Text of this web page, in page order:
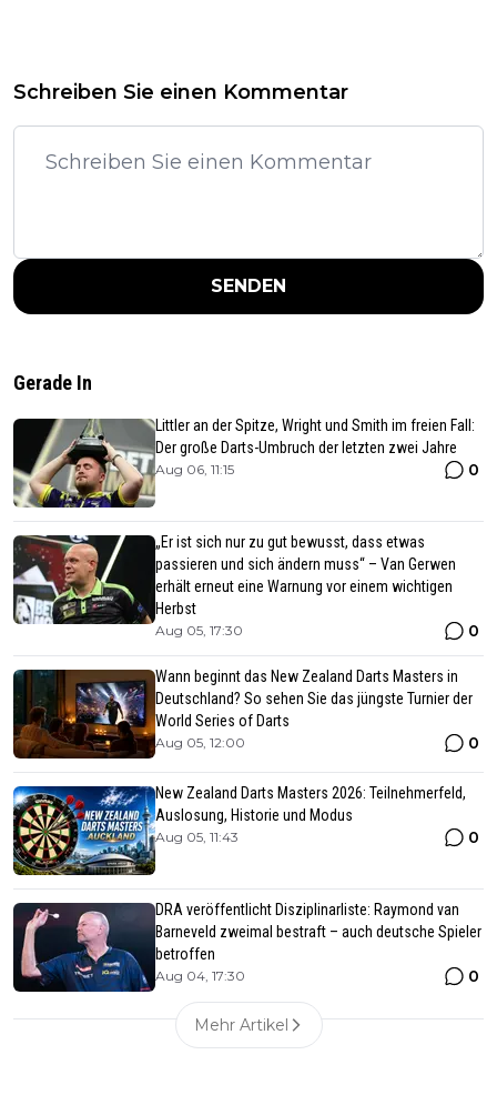
Schreiben Sie einen Kommentar
SENDEN
Gerade In
Littler an der Spitze, Wright und Smith im freien Fall:
Der große Darts-Umbruch der letzten zwei Jahre
Aug 06, 11:15 0
„Er ist sich nur zu gut bewusst, dass etwas
passieren und sich ändern muss“ – Van Gerwen
erhält erneut eine Warnung vor einem wichtigen
Herbst
Aug 05, 17:30 0
Wann beginnt das New Zealand Darts Masters in
Deutschland? So sehen Sie das jüngste Turnier der
World Series of Darts
Aug 05, 12:00 0
New Zealand Darts Masters 2026: Teilnehmerfeld,
Auslosung, Historie und Modus
Aug 05, 11:43 0
DRA veröffentlicht Disziplinarliste: Raymond van
Barneveld zweimal bestraft – auch deutsche Spieler
betroffen
Aug 04, 17:30 0
Mehr Artikel